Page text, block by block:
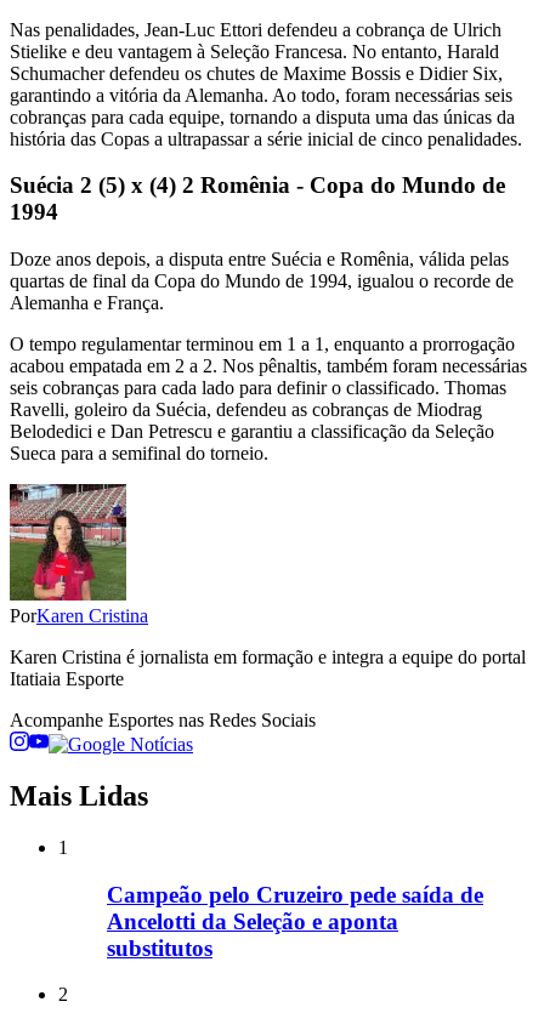
Nas penalidades, Jean-Luc Ettori defendeu a cobrança de Ulrich
Stielike e deu vantagem à Seleção Francesa. No entanto, Harald
Schumacher defendeu os chutes de Maxime Bossis e Didier Six,
garantindo a vitória da Alemanha. Ao todo, foram necessárias seis
cobranças para cada equipe, tornando a disputa uma das únicas da
história das Copas a ultrapassar a série inicial de cinco penalidades.
Suécia 2 (5) x (4) 2 Romênia - Copa do Mundo de
1994
Doze anos depois, a disputa entre Suécia e Romênia, válida pelas
quartas de final da Copa do Mundo de 1994, igualou o recorde de
Alemanha e França.
O tempo regulamentar terminou em 1 a 1, enquanto a prorrogação
acabou empatada em 2 a 2. Nos pênaltis, também foram necessárias
seis cobranças para cada lado para definir o classificado. Thomas
Ravelli, goleiro da Suécia, defendeu as cobranças de Miodrag
Belodedici e Dan Petrescu e garantiu a classificação da Seleção
Sueca para a semifinal do torneio.
PorKaren Cristina
Karen Cristina é jornalista em formação e integra a equipe do portal
Itatiaia Esporte
Acompanhe Esportes nas Redes Sociais
Mais Lidas
1
Campeão pelo Cruzeiro pede saída de
Ancelotti da Seleção e aponta
substitutos
2